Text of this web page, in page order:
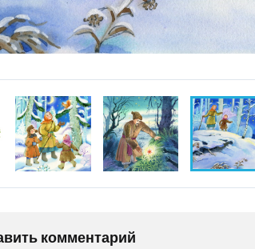
комментарий